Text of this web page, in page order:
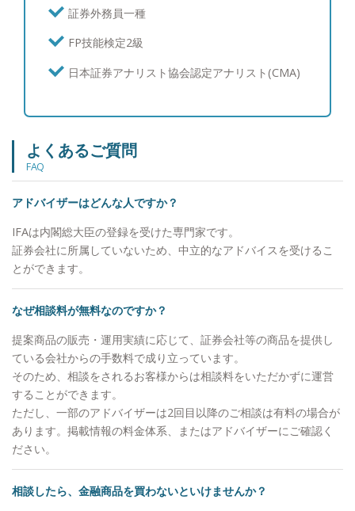
海外の最新情報を収集しています。現在ポートフォ
討中の方々にも、期待にお応え出来るサービスを提
供させて頂けることと自負しています。 【資産運
用：ポートフォリオ運用について】 富裕層の皆様
多くいただくため、個別株よりも値動きが安定的な
心にご提案を行い、継続的な利息とキャピタルゲイ
ただける運用を行えていることから、「亀井さんに
任せて良かった。」と喜んでいただけることが多い
です。 【資産運用：情報収集への取り組み】 とり
わけ債券投資の情報は一般に公開されていないもの
確認し、個人でブルームバーグ端末を契約して情報
収集に努めています。商品別の過去の値動きやその
要因も分析し、お客様に情報提供を行っています。
【投資教育】 私立大学でライフプランニングを教
えていた経験を通じて、富裕層のお客様のご子息、
ご令嬢に対して投資教育を実施させていただいてお
ります。 【大切にしていること】 「自分が心の底
から思っていること」をお伝えすることです。マー
えします。他社の商品が良いと思えば良いと申し上
げますし、駄目なものはダメと申し上げます。それ
証券外務員一種
FP技能検定2級
日本証券アナリスト協会認定アナリスト(CMA)
よくあるご質問
FAQ
アドバイザーはどんな人ですか？
IFAは内閣総大臣の登録を受けた専門家です。
証券会社に所属していないため、中立的なアドバイスを受けるこ
とができます。
なぜ相談料が無料なのですか？
提案商品の販売・運用実績に応じて、証券会社等の商品を提供し
ている会社からの手数料で成り立っています。
そのため、相談をされるお客様からは相談料をいただかずに運営
することができます。
ただし、一部のアドバイザーは2回目以降のご相談は有料の場合が
あります。掲載情報の料金体系、またはアドバイザーにご確認く
ださい。
相談したら、金融商品を買わないといけませんか？